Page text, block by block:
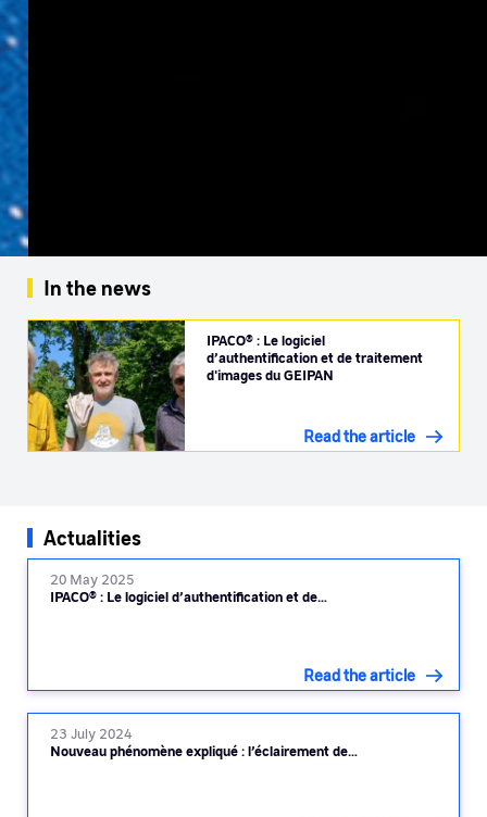
In the news
IPACO® : Le logiciel
d’authentification et de traitement
d'images du GEIPAN
Read the article
Actualities
20 May 2025
IPACO® : Le logiciel d’authentification et de…
Read the article
23 July 2024
Nouveau phénomène expliqué : l’éclairement de…